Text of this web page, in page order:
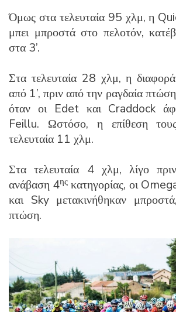
Όμως στα τελευταία 95 χλμ, η
μπει μπροστά στο πελοτόν,
στα 3’.
Στα τελευταία 28 χλμ, η
από 1’, πριν από την ραγδαία
όταν οι Edet και Craddock
Feillu. Ωστόσο, η επίθεση
τελευταία 11 χλμ.
Στα τελευταία 4 χλμ, λίγο
ανάβαση 4ης κατηγορίας, οι
και Sky μετακινήθηκαν
πτώση.